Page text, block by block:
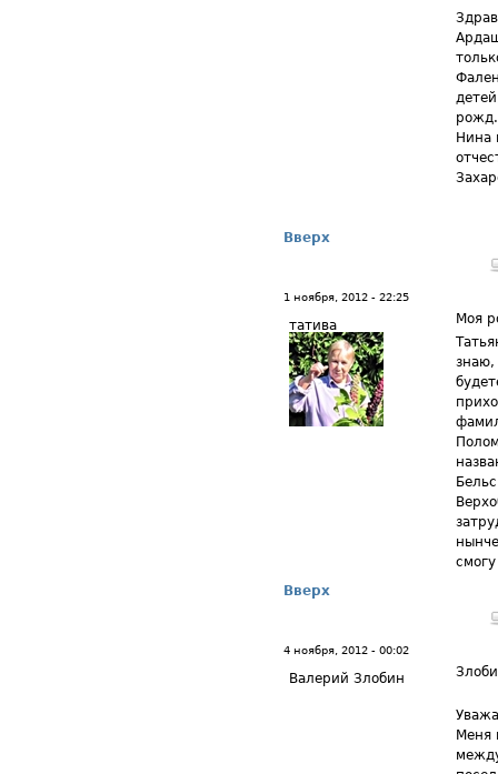
Нина
Вверх
1 ноября, 2012 - 22:25
татива
Моя
знаю,
Вверх
4 ноября, 2012 - 00:02
Валерий Злобин
Меня